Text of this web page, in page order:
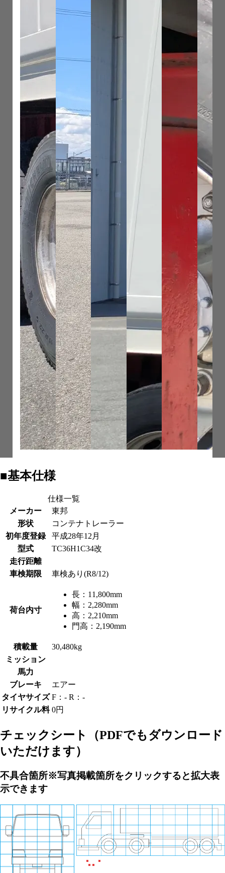
■基本仕様
仕様一覧
メーカー
東邦
形状
コンテナトレーラー
初年度登録
平成28年12月
型式
TC36H1C34改
走行距離
車検期限
車検あり(R8/12)
荷台内寸
長： 11,800mm
幅： 2,280mm
高： 2,210mm
門高： 2,190mm
積載量
30,480kg
ミッション
馬力
ブレーキ
エアー
タイヤサイズ F：- R：-
リサイクル料 0円
チェックシート
（PDFでもダウンロード
いただけます）
不具合箇所※写真掲載箇所をクリックすると拡大表
示できます